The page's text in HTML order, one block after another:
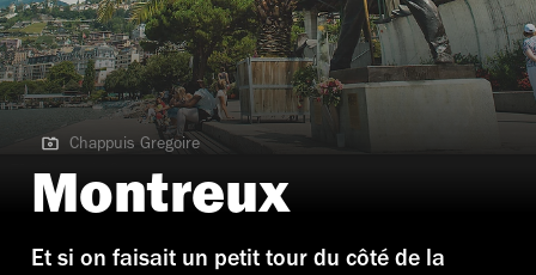
Chappuis Gregoire
Chappuis Gregoire
Montreux
Et si on faisait un petit tour du côté de la